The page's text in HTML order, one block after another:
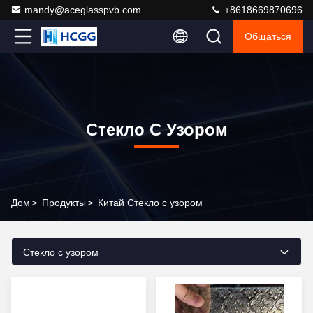
mandy@aceglasspvb.com +8618669870696
Общаться
Стекло С Узором
Дом> Продукты> Китай Стекло с узором
Стекло с узором